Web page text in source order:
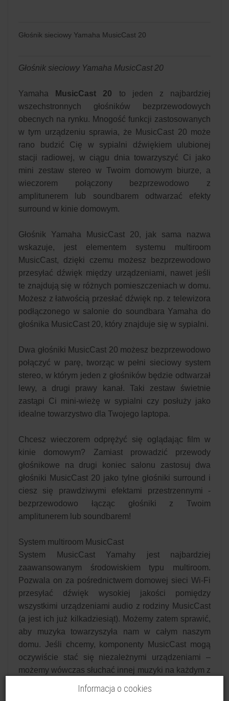
Głośnik sieciowy Yamaha MusicCast 20
Głośnik sieciowy Yamaha MusicCast 20
Yamaha MusicCast 20 to jeden z najbardziej
wszechstronnych głośników bezprzewodowych
obecnych na rynku. Mnogość funkcji zastosowanych
w tym urządzeniu sprawia, że MusicCast 20 może
rano budzić Cię w sypialni dźwiękiem ulubionej
stacji radiowej, w ciągu dnia towarzyszyć Ci jako
mini zestaw stereo w Twoim domowym biurze, a
wieczorem połączony bezprzewodowo z
amplitunerem lub soundbarem odtwarzać efekty
surround w kinie domowym.
Głośnik Yamaha MusicCast 20, jak sama nazwa
wskazuje, jest elementem systemu multiroom
MusicCast, dzięki czemu możesz bezprzewodowo
przesyłać dźwięk między urządzeniami, nawet jeśli
te znajdują się w różnych pomieszczeniach w domu.
Możesz z łatwością przesłać dźwięk np. z telewizora
podłączonego w salonie do soundbara Yamaha do
głośnika MusicCast 20, który znajduje się w sypialni.
Dwa głośniki MusicCast 20 możesz bezprzewodowo
połączyć w parę, tworząc w pełni sieciowy system
stereo, w którym jeden z głośników będzie odtwarzał
lewy, a drugi prawy kanał. Taki zestaw świetnie
zastąpi Ci mini-wieżę w sypialni czy posłuży jako
idealne towarzystwo dla Twojego laptopa.
Chcesz wieczorem odprężyć się oglądając film w
kinie domowym? Zamiast prowadzić przewody
głośnikowe na drugi koniec salonu zastosuj dwa
głośniki MusicCast 20 jako tylne głośniki surround i
ciesz się prawdziwymi efektami przestrzennymi -
bezprzewodowo łącząc głośniki z Twoim
amplitunerem lub soundbarem!
System multiroom MusicCast
System MusicCast Yamahy jest najbardziej
zaawansowanym środowiskiem typu multiroom.
Pozwala on za pośrednictwem domowej sieci Wi-Fi
przesyłać dźwięk wysokiej jakości pomiędzy
wszystkimi urządzeniami audio z rodziny MusicCast
(a jest ich już kilkadziesiąt). Możemy zatem sprawić,
aby muzyka towarzyszyła nam w całym naszym
domu. Jeśli chcemy, komponenty MusicCast mogą
oczywiście stać się niezależnymi urządzeniami –
możemy wówczas słuchać innej muzyki na każdym z
urządzeń. Oznacza to, że w kuchni można słuchać
radia internetowego, w salonie ulubionej playlisty z
Informacja o cookies